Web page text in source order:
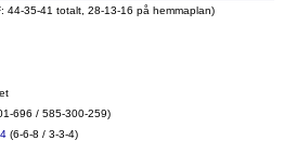
44-35-41 totalt, 28-13-16 på hemmaplan)
696 / 585-300-259)
(6-6-8 / 3-3-4)